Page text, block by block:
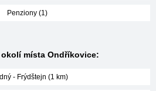
Penziony (1)
místa Ondříkovice:
- Frýdštejn (1 km)